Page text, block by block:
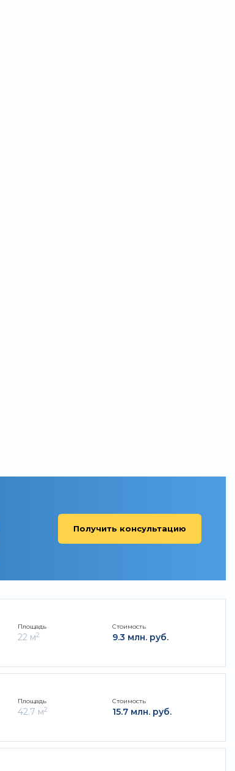
Получить консультацию
Площадь
22 м2
Стоимость
9.3 млн. руб.
Площадь
42.7 м2
Стоимость
15.7 млн. руб.